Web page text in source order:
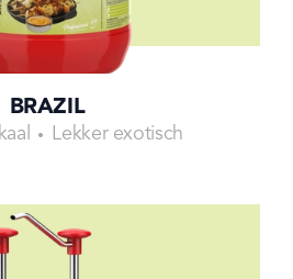
BRAZIL
Lekker exotisch